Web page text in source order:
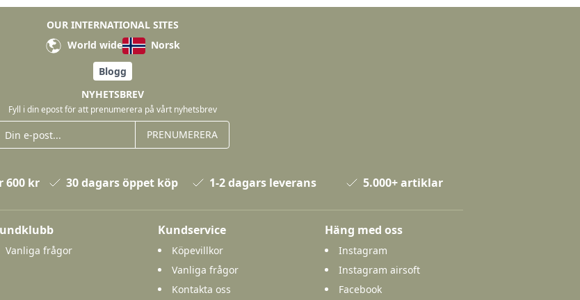
OUR INTERNATIONAL SITES
World wide
Norsk
Blogg
NYHETSBREV
Fyll i din epost för att prenumerera på vårt nyhetsbrev
PRENUMERERA
600 kr 30 dagars öppet köp 1-2 dagars leverans 5.000+ artiklar
Vanliga frågor
Kundservice
Köpevillkor
Vanliga frågor
Kontakta oss
Häng med oss
Instagram
Instagram airsoft
Facebook